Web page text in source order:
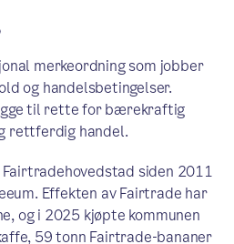
merkeordning som jobber
og handelsbetingelser.
til rette for bærekraftig
rettferdig handel.
siden 2011
Effekten av Fairtrade har
og i 2025 kjøpte kommunen
59 tonn Fairtrade-bananer